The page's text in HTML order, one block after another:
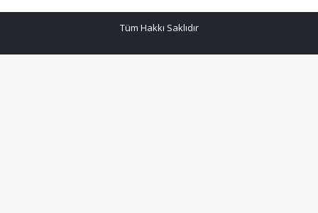
Tüm Hakkı Saklıdır